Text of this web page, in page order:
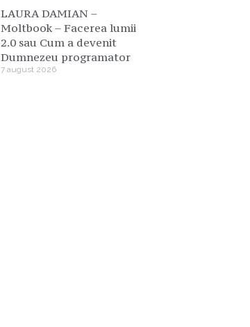
LAURA DAMIAN –
Moltbook – Facerea lumii
2.0 sau Cum a devenit
Dumnezeu programator
7 august 2026